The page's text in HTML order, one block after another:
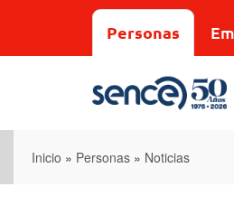
Personas
Inicio » Personas » Noticias